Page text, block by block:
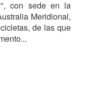
con sede en la
Meridional,
de las que